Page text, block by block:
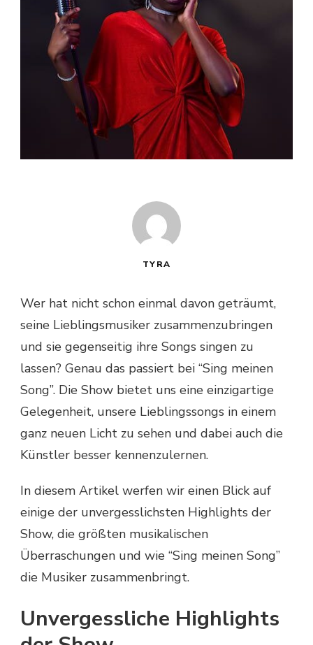
TYRA
Wer hat nicht schon einmal davon geträumt,
seine Lieblingsmusiker zusammenzubringen
und sie gegenseitig ihre Songs singen zu
lassen? Genau das passiert bei “Sing meinen
Song”. Die Show bietet uns eine einzigartige
Gelegenheit, unsere Lieblingssongs in einem
ganz neuen Licht zu sehen und dabei auch die
Künstler besser kennenzulernen.
In diesem Artikel werfen wir einen Blick auf
einige der unvergesslichsten Highlights der
Show, die größten musikalischen
Überraschungen und wie “Sing meinen Song”
die Musiker zusammenbringt.
Unvergessliche Highlights